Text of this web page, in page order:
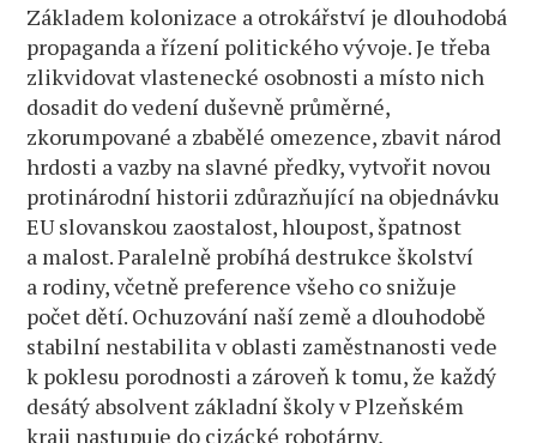
Základem kolonizace a otrokářství je dlouhodobá
propaganda a řízení politického vývoje. Je třeba
zlikvidovat vlastenecké osobnosti a místo nich
dosadit do vedení duševně průměrné,
zkorumpované a zbabělé omezence, zbavit národ
hrdosti a vazby na slavné předky, vytvořit novou
protinárodní historii zdůrazňující na objednávku
EU slovanskou zaostalost, hloupost, špatnost
a malost. Paralelně probíhá destrukce školství
a rodiny, včetně preference všeho co snižuje
počet dětí. Ochuzování naší země a dlouhodobě
stabilní nestabilita v oblasti zaměstnanosti vede
k poklesu porodnosti a zároveň k tomu, že každý
desátý absolvent základní školy v Plzeňském
kraji nastupuje do cizácké robotárny,